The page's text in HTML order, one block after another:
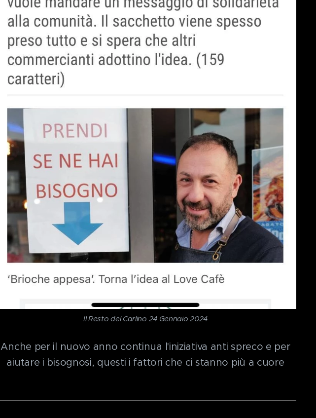
Il Resto del Carlino 24 Gennaio 2024
Anche per il nuovo anno continua l'iniziativa anti spreco e per
aiutare i bisognosi, questi i fattori che ci stanno più a cuore